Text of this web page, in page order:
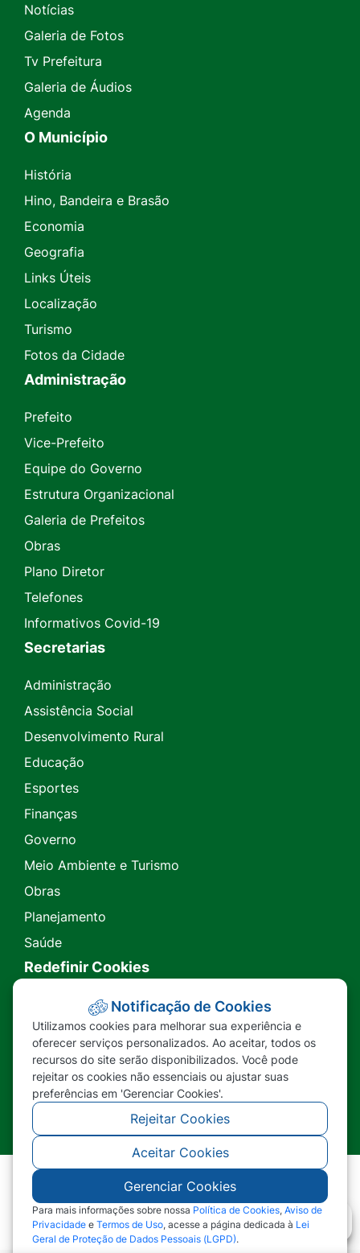
Notícias
Galeria de Fotos
Tv Prefeitura
Galeria de Áudios
Agenda
O Município
História
Hino, Bandeira e Brasão
Economia
Geografia
Links Úteis
Localização
Turismo
Fotos da Cidade
Administração
Prefeito
Vice-Prefeito
Equipe do Governo
Estrutura Organizacional
Galeria de Prefeitos
Obras
Plano Diretor
Telefones
Informativos Covid-19
Secretarias
Administração
Assistência Social
Desenvolvimento Rural
Educação
Esportes
Finanças
Governo
Meio Ambiente e Turismo
Obras
Planejamento
Saúde
Redefinir Cookies
Transparência
Ouvidoria
SIC
©2026 - Prefeitura Municipal de Nova Lacerda -
MT - Todos os direitos reservados
Notificação de Cookies
Utilizamos cookies para melhorar sua experiência e
oferecer serviços personalizados. Ao aceitar, todos os
recursos do site serão disponibilizados. Você pode
rejeitar os cookies não essenciais ou ajustar suas
preferências em 'Gerenciar Cookies'.
Rejeitar Cookies
Aceitar Cookies
Gerenciar Cookies
Para mais informações sobre nossa Política de Cookies, Aviso de
Privacidade e Termos de Uso, acesse a página dedicada à Lei
Geral de Proteção de Dados Pessoais (LGPD).